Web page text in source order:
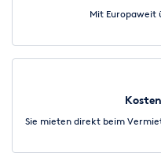
Mit Europaweit
Sie mieten direkt beim